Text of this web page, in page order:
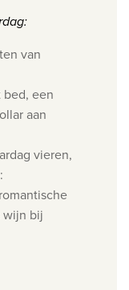
van
bed, een
aan
vieren,
wijn bij